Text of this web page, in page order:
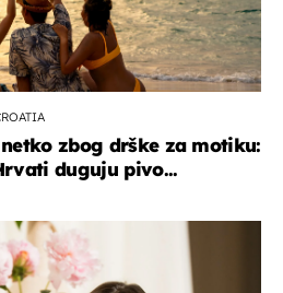
zbog drške za motiku:
duguju pivo...